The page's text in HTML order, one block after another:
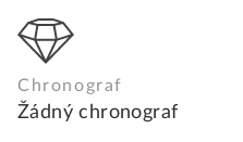
Chronograf
Žádný chronograf